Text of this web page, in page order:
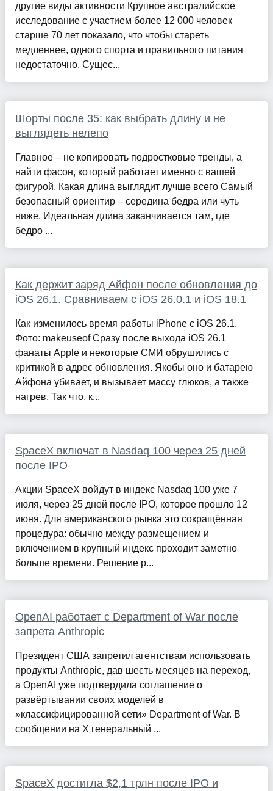
другие виды активности Крупное австралийское
исследование с участием более 12 000 человек
старше 70 лет показало, что чтобы стареть
медленнее, одного спорта и правильного питания
недостаточно. Сущес...
Шорты после 35: как выбрать длину и не
выглядеть нелепо
Главное – не копировать подростковые тренды, а
найти фасон, который работает именно с вашей
фигурой. Какая длина выглядит лучше всего Самый
безопасный ориентир – середина бедра или чуть
ниже. Идеальная длина заканчивается там, где
бедро ...
Как держит заряд Айфон после обновления до
iOS 26.1. Сравниваем с iOS 26.0.1 и iOS 18.1
Как изменилось время работы iPhone с iOS 26.1.
Фото: makeuseof Сразу после выхода iOS 26.1
фанаты Apple и некоторые СМИ обрушились с
критикой в адрес обновления. Якобы оно и батарею
Айфона убивает, и вызывает массу глюков, а также
нагрев. Так что, к...
SpaceX включат в Nasdaq 100 через 25 дней
после IPO
Акции SpaceX войдут в индекс Nasdaq 100 уже 7
июля, через 25 дней после IPO, которое прошло 12
июня. Для американского рынка это сокращённая
процедура: обычно между размещением и
включением в крупный индекс проходит заметно
больше времени. Решение р...
OpenAI работает с Department of War после
запрета Anthropic
Президент США запретил агентствам использовать
продукты Anthropic, дав шесть месяцев на переход,
а OpenAI уже подтвердила соглашение о
развёртывании своих моделей в
»классифицированной сети» Department of War. В
сообщении на X генеральный ...
SpaceX достигла $2,1 трлн после IPO и